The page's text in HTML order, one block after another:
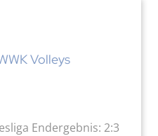
Volleys
Endergebnis: 2:3